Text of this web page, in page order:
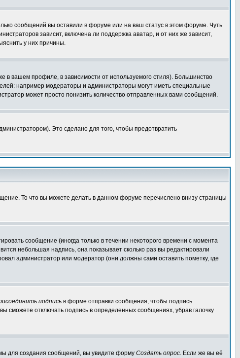
сообщений вы оставили в форуме или на ваш статус в этом форуме. Чуть
зависит, включена ли поддержка аватар, и от них же зависит,
у них причины.
вашем профиле, в зависимости от используемого стиля). Большинство
например модераторы и администраторы могут иметь специальные
может просто понизить количество отправленных вами сообщений.
Это сделано для того, чтобы предотвратить
То что вы можете делать в данном форуме перечислено внизу страницы
сообщение (иногда только в течении некоторого времени с момента
небольшая надпись, она показывает сколько раз вы редактировали
администратор или модератор (они должны сами оставить пометку, где
подпись в форме отправки сообщения, чтобы подпись
сможете отключать подпись в определенных сообщениях, убрав галочку
для создания сообщений, вы увидите форму Создать опрос. Если же вы её